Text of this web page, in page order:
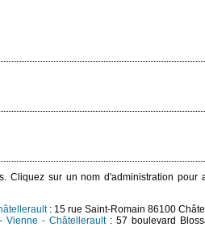
Cliquez sur un nom d'administration pour
: 15 rue Saint-Romain 86100
Vienne - Châtellerault: 57 boulevard